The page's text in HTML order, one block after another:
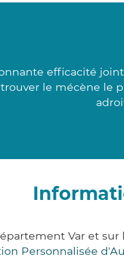
efficacité
le mécène le
Var et
Personnalisée